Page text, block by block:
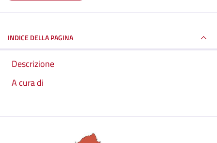
INDICE DELLA PAGINA
Descrizione
A cura di